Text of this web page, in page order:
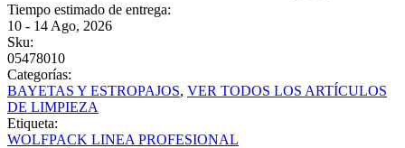
Tiempo estimado de entrega:
10 - 14 Ago, 2026
Sku:
05478010
Categorías:
BAYETAS Y ESTROPAJOS, VER TODOS LOS ARTÍCULOS
DE LIMPIEZA
Etiqueta:
WOLFPACK LINEA PROFESIONAL